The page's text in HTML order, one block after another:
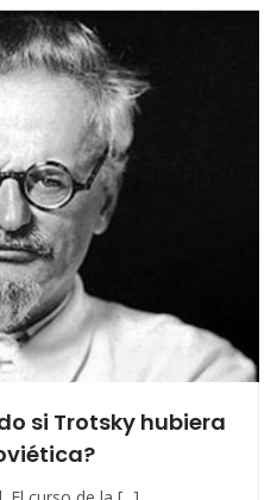
si Trotsky hubiera